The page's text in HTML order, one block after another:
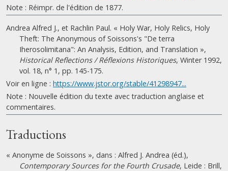
Note : Réimpr. de l'édition de 1877.
Andrea Alfred J., et Rachlin Paul. « Holy War, Holy Relics, Holy
Theft: The Anonymous of Soissons's "De terra
Iherosolimitana": An Analysis, Edition, and Translation »,
Historical Reflections / Réflexions Historiques, Winter 1992,
vol. 18, n° 1, pp. 145-175.
Voir en ligne : https://www.jstor.org/stable/41298947...
Note : Nouvelle édition du texte avec traduction anglaise et
commentaires.
Traductions
« Anonyme de Soissons », dans : Alfred J. Andrea (éd.),
Contemporary Sources for the Fourth Crusade, Leide : Brill,